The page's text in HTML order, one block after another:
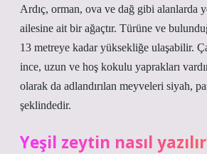
Ardıç, orman, ova ve dağ gibi alanlarda
ailesine ait bir ağaçtır. Türüne ve
13 metreye kadar yüksekliğe ulaşabilir.
ince, uzun ve hoş kokulu yaprakları
olarak da adlandırılan meyveleri siyah,
şeklindedir.
Yeşil zeytin nasıl